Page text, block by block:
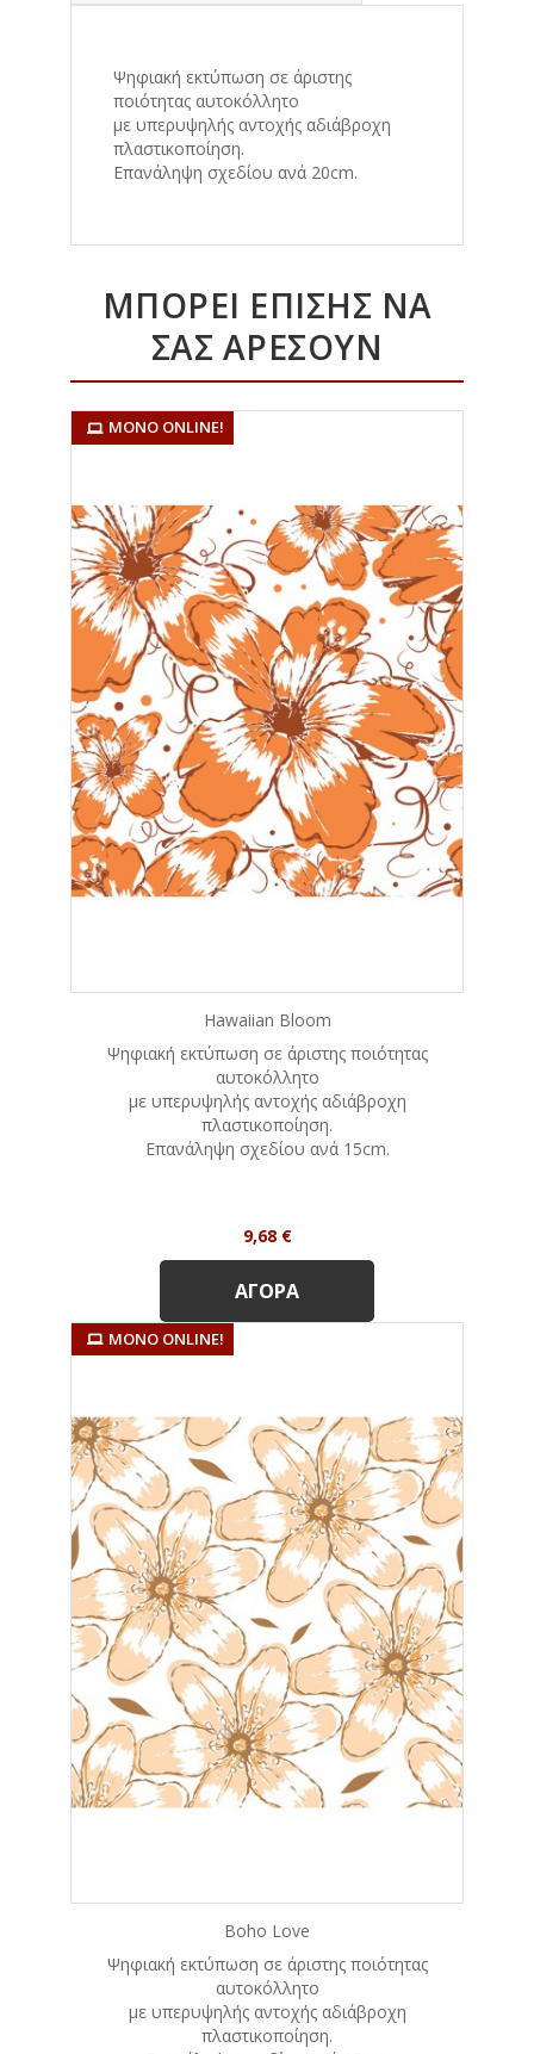
Ψηφιακή εκτύπωση σε άριστης
ποιότητας αυτοκόλλητο
με υπερυψηλής αντοχής αδιάβροχη
πλαστικοποίηση.
Eπανάληψη σχεδίου ανά 20cm.
ΜΠΟΡΕΊ ΕΠΊΣΗΣ ΝΑ
ΣΑΣ ΑΡΈΣΟΥΝ
ΜΌΝΟ ONLINE!
Hawaiian Bloom
Ψηφιακή εκτύπωση σε άριστης ποιότητας
αυτοκόλλητο
με υπερυψηλής αντοχής αδιάβροχη
πλαστικοποίηση.
Eπανάληψη σχεδίου ανά 15cm.
Τιμή
9,68 €
ΑΓΟΡΆ
ΜΌΝΟ ONLINE!
Boho Love
Ψηφιακή εκτύπωση σε άριστης ποιότητας
αυτοκόλλητο
με υπερυψηλής αντοχής αδιάβροχη
πλαστικοποίηση.